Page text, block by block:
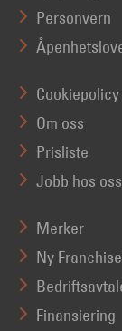
Personvern
Cookiepolicy
Om oss
Prisliste
Jobb hos oss
Merker
Ny
Finansiering